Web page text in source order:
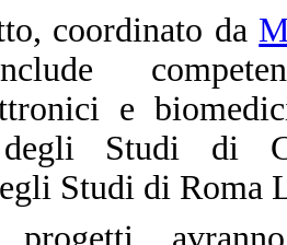
coordinato da
e
degli Studi di
Studi di Roma